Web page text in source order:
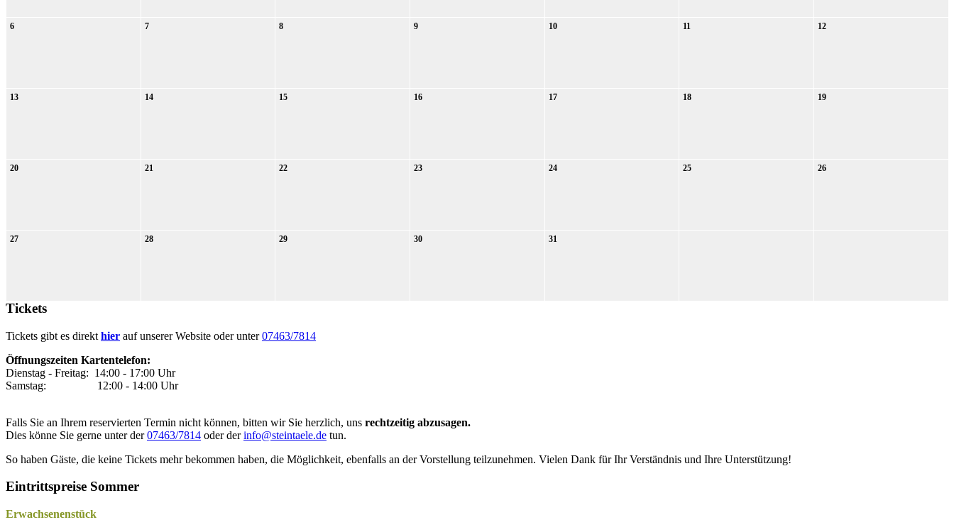
6 7 8 9 10 11 12
13 14 15 16 17 18 19
20 21 22 23 24 25 26
27 28 29 30 31
Tickets
Tickets gibt es direkt hier auf unserer Website oder unter07463/7814
Öffnungszeiten Kartentelefon:
Dienstag - Freitag: 14:00 - 17:00 Uhr
Samstag: 12:00 - 14:00 Uhr
Falls Sie an Ihrem reservierten Termin nicht können, bitten wir Sie herzlich, uns rechtzeitig abzusagen.
Dies könne Sie gerne unter der07463/7814 oder derinfo@steintaele.de tun.
So haben Gäste, die keine Tickets mehr bekommen haben, die Möglichkeit, ebenfalls an der Vorstellung teilzunehmen. Vielen Dank für Ihr Verständnis und Ihre Unterstützung!
Eintrittspreise Sommer
Erwachsenenstück